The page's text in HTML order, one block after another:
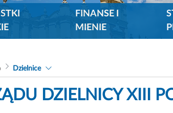
FINANSE I
MIENIE
Dzielnice
DZIELNICY XIII